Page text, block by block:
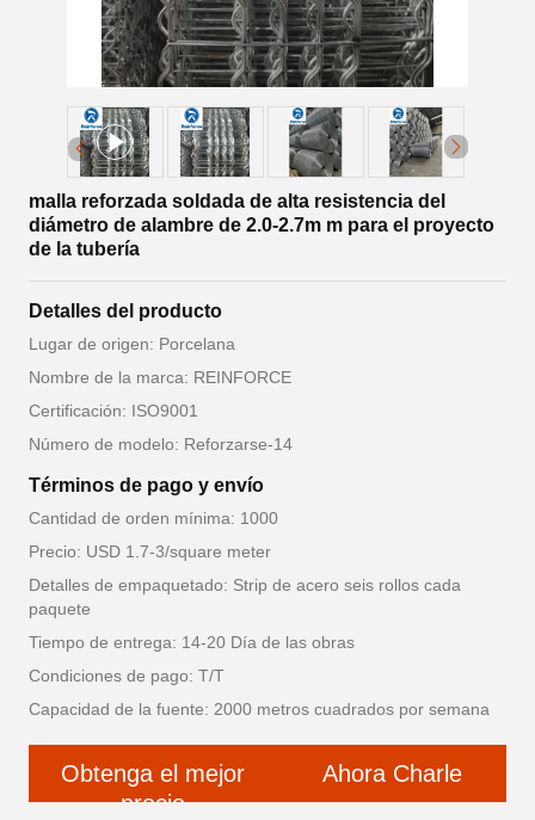
malla reforzada soldada de alta resistencia del
diámetro de alambre de 2.0-2.7m m para el proyecto
de la tubería
Detalles del producto
Lugar de origen: Porcelana
Nombre de la marca: REINFORCE
Certificación: ISO9001
Número de modelo: Reforzarse-14
Términos de pago y envío
Cantidad de orden mínima: 1000
Precio: USD 1.7-3/square meter
Detalles de empaquetado: Strip de acero seis rollos cada
paquete
Tiempo de entrega: 14-20 Día de las obras
Condiciones de pago: T/T
Capacidad de la fuente: 2000 metros cuadrados por semana
Obtenga el mejor
precio
Ahora Charle